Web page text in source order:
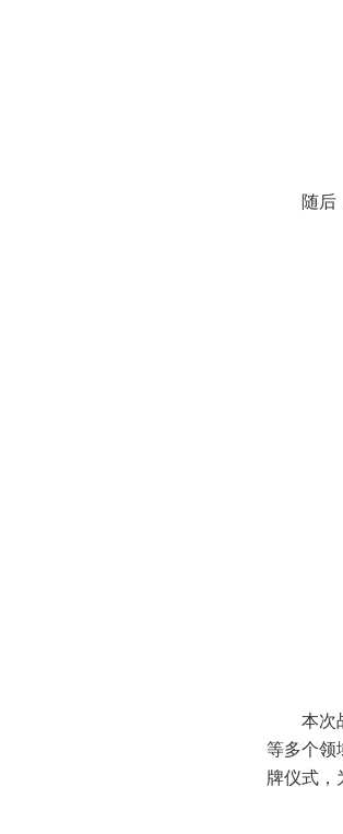
随后
本次
等多个领
牌仪式，